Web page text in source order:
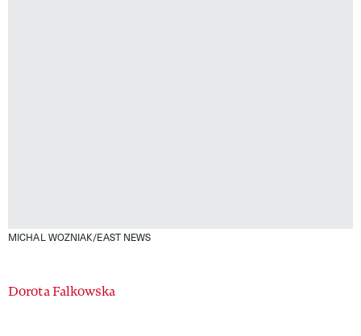
MICHAL WOZNIAK/EAST NEWS
Authors
Dorota Falkowska